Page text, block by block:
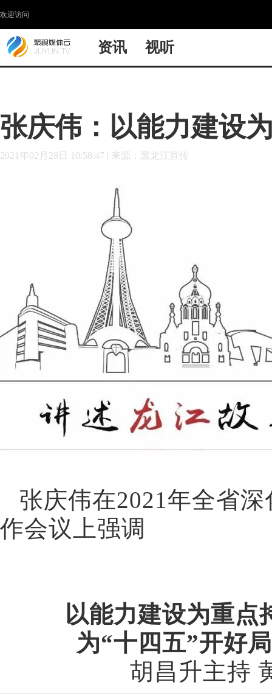
欢迎访问
资讯 视听
张庆伟：以能力建设
2021年02月28日 10:58:47 | 来源：黑龙江宣传
张庆伟在2021年全省
作会议上强调
以能力建设为重点
为“十四五”开好
胡昌升主持